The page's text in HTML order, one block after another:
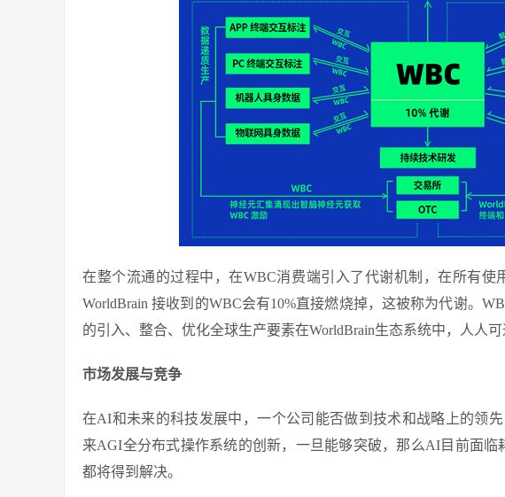
在整个流通的过程中，在WBC消费端引入了代谢机制，在所有使
WorldBrain 接收到的WBC会有10%直接燃烧掉，这被称为代谢。
的引入、整合、优化全球生产要素在WorldBrain生态系统中，人人
市场发展与竞争
在AI和未来的科技发展中，一个公司能否做到技术和战略上的领
来AGI全分布式操作系统的创新，一旦能够突破，那么AI目前面
都将得到解决。